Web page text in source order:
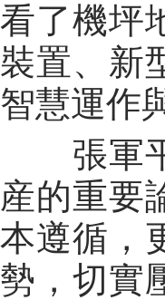
看了機坪
裝置、新
智慧運作
張軍平
産的重要
本遵循，
勢，切實